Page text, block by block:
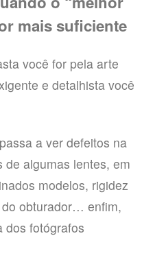
mais suficiente
você for pela arte
e detalhista você
a ver defeitos na
de algumas lentes, em
modelos, rigidez
obturador… enfim,
dos fotógrafos